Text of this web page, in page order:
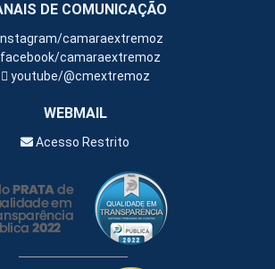
DE COMUNICAÇÃO
camaraextremoz
facebook/camaraextremoz
youtube/@cmextremoz
WEBMAIL
Acesso Restrito